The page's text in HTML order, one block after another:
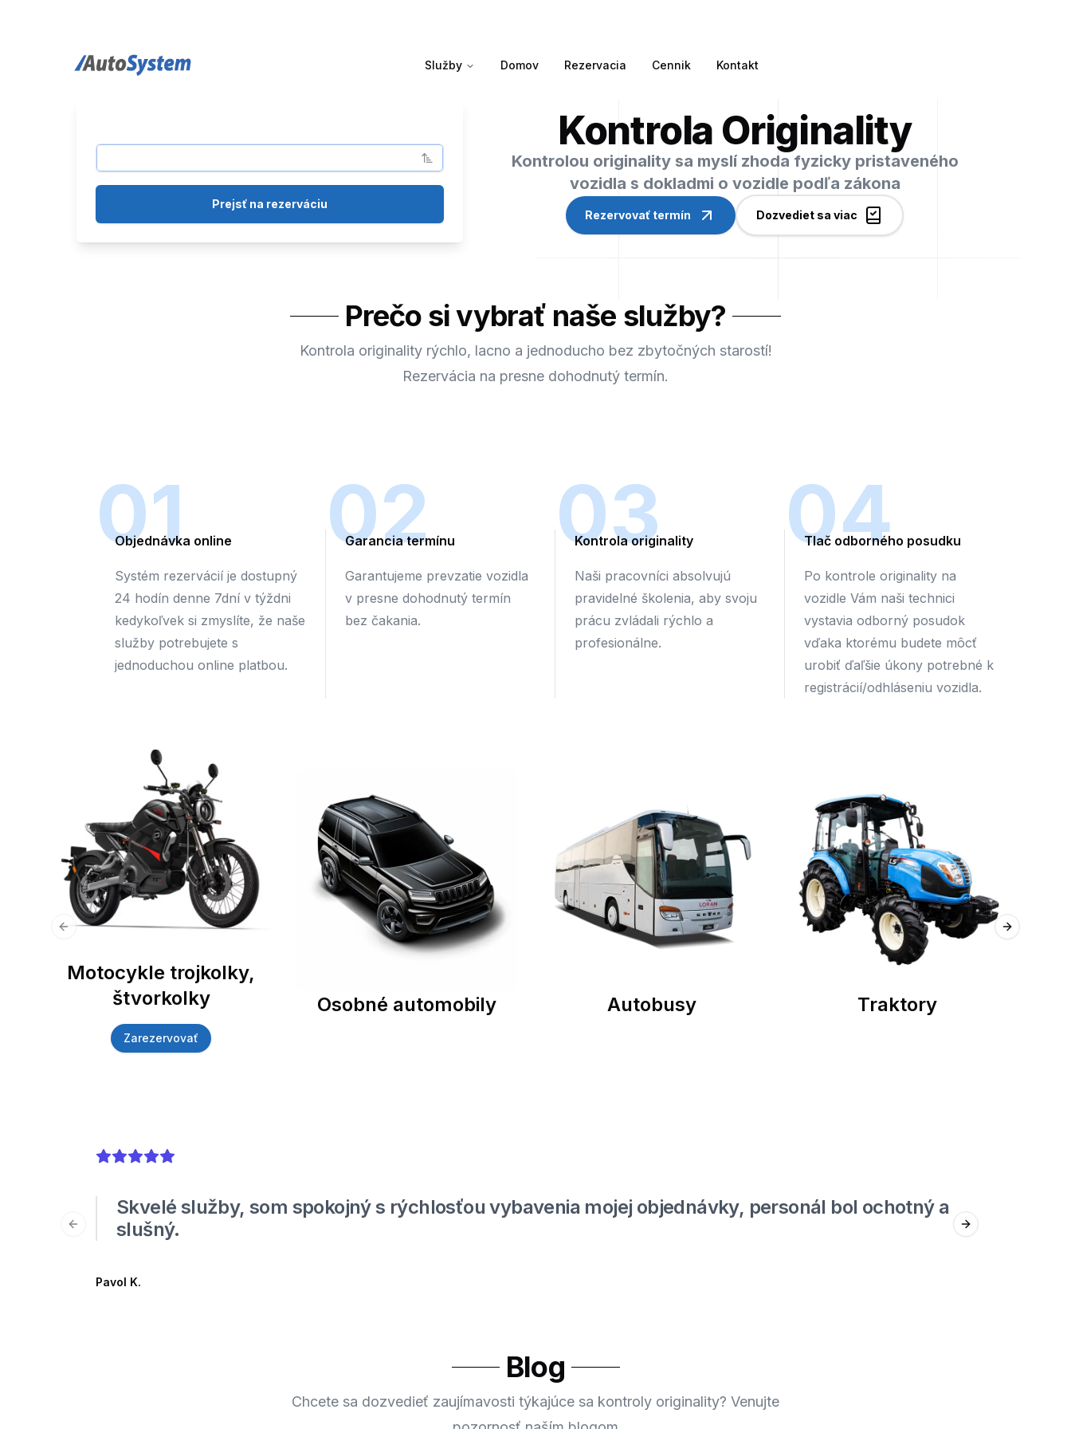
auto-system logo Služby Domov Rezervacia Cennik Kontakt
Prejsť na rezerváciu
Kontrola Originality
Kontrolou originality sa myslí zhoda fyzicky pristaveného
vozidla s dokladmi o vozidle podľa zákona
Rezervovať termín Dozvediet sa viac
Prečo si vybrať naše služby?
Kontrola originality rýchlo, lacno a jednoducho bez zbytočných starostí!
Rezervácia na presne dohodnutý termín.
01
Objednávka online
Systém rezervácií je dostupný
24 hodín denne 7dní v týždni
kedykoľvek si zmyslíte, že naše
služby potrebujete s
jednoduchou online platbou.
02
Garancia termínu
Garantujeme prevzatie vozidla
v presne dohodnutý termín
bez čakania.
03
Kontrola originality
Naši pracovníci absolvujú
pravidelné školenia, aby svoju
prácu zvládali rýchlo a
profesionálne.
04
Tlač odborného posudku
Po kontrole originality na
vozidle Vám naši technici
vystavia odborný posudok
vďaka ktorému budete môcť
urobiť ďaľšie úkony potrebné k
registrácií/odhláseniu vozidla.
Motocykle trojkolky,
štvorkolky
Zarezervovať
Osobné automobily Autobusy Traktory
Previous slide Next slide
5out of 5 stars
Skvelé služby, som spokojný s rýchlosťou vybavenia mojej objednávky, personál bol ochotný a
slušný.
Pavol K.
Previous slide Next slide
Blog
Chcete sa dozvedieť zaujímavosti týkajúce sa kontroly originality? Venujte